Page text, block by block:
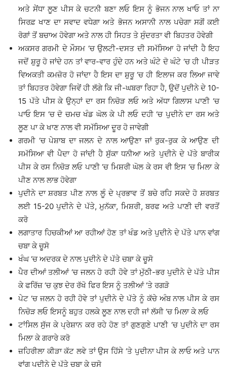
ਅਤੇ ਸੇਂਧਾ ਲੂਣ ਪੀਸ ਕੇ ਚਟਨੀ ਬਣਾ ਲਓ ਇਸ ਨੂੰ ਭੋਜਨ ਨਾਲ ਖਾਓ ਤਾਂ ਨਾ
ਸਿਰਫ਼ ਖਾਣ ਦਾ ਸਵਾਦ ਵਧੇਗਾ ਅਤੇ ਭੋਜਨ ਅਸਾਨੀ ਨਾਲ ਪਚੇਗਾ ਸਗੋਂ ਕਈ
ਰੋਗਾਂ ਤੋਂ ਬਚਾਅ ਹੋਵੇਗਾ ਅਤੇ ਨਾਲ ਹੀ ਸਿਹਤ ਤੇ ਸੁੰਦਰਤਾ ਵੀ ਬਿਹਤਰ ਹੋਵੇਗੀ
ਅਕਸਰ ਗਰਮੀ ਦੇ ਮੌਸਮ ‘ਚ ਉਲਟੀ-ਦਸਤ ਦੀ ਸਮੱਸਿਆ ਹੋ ਜਾਂਦੀ ਹੈ ਇਹ
ਜਦੋਂ ਸ਼ੁਰੂ ਹੋ ਜਾਂਦੇ ਹਨ ਤਾਂ ਵਾਰ-ਵਾਰ ਹੁੰਦੇ ਹਨ ਅਤੇ ਘੰਟੇ ਦੋ ਘੰਟੇ ‘ਚ ਹੀ ਪੀੜਤ
ਵਿਅਕਤੀ ਕਮਜ਼ੋਰ ਹੋ ਜਾਂਦਾ ਹੈ ਇਸ ਦਾ ਸ਼ੁਰੂ ‘ਚ ਹੀ ਇਲਾਜ ਕਰ ਲਿਆ ਜਾਵੇ
ਤਾਂ ਬਿਹਤਰ ਹੋਵੇਗਾ ਜਿਵੇਂ ਹੀ ਲੱਗੇ ਕਿ ਜੀ-ਘਬਰਾ ਰਿਹਾ ਹੈ, ਉਦੋਂ ਪੁਦੀਨੇ ਦੇ 10-
15 ਪੱਤੇ ਪੀਸ ਕੇ ਉਨ੍ਹਾਂ ਦਾ ਰਸ ਨਿਚੋੜ ਲਓ ਅਤੇ ਅੱਧਾ ਗਿਲਾਸ ਪਾਣੀ ‘ਚ
ਪਾਓ ਇਸ ‘ਚ ਦੋ ਚਮਚ ਖੰਡ ਘੋਲ ਕੇ ਪੀ ਲਓ ਦਹੀ ‘ਚ ਪੁਦੀਨੇ ਦਾ ਰਸ ਅਤੇ
ਲੂਣ ਪਾ ਕੇ ਖਾਣ ਨਾਲ ਵੀ ਸਮੱਸਿਆ ਦੂਰ ਹੋ ਜਾਵੇਗੀ
ਗਰਮੀ ‘ਚ ਪੇਸ਼ਾਬ ਦਾ ਜਲਨ ਦੇ ਨਾਲ ਆਉਣਾ ਜਾਂ ਰੁਕ-ਰੁਕ ਕੇ ਆਉਣ ਦੀ
ਸਮੱਸਿਆ ਵੀ ਪੈਦਾ ਹੋ ਜਾਂਦੀ ਹੈ ਸੁੱਕਾ ਧਨੀਆ ਅਤੇ ਪੁਦੀਨੇ ਦੇ ਪੱਤੇ ਬਾਰੀਕ
ਪੀਸ ਕੇ ਰਸ ਨਿਚੋੜ ਲਓ ਪਾਣੀ ‘ਚ ਮਿਸ਼ਰੀ ਘੋਲ ਕੇ ਰਸ ਵੀ ਇਸ ‘ਚ ਮਿਲਾ ਕੇ
ਪੀਣ ਨਾਲ ਲਾਭ ਹੋਵੇਗਾ
ਪੁਦੀਨੇ ਦਾ ਸ਼ਰਬਤ ਪੀਣ ਨਾਲ ਲੂੰ ਦੇ ਪ੍ਰਭਾਵ ਤੋਂ ਬਚੇ ਰਹਿ ਸਕਦੇ ਹੋ ਸ਼ਰਬਤ
ਲਈ 15-20 ਪੁਦੀਨੇ ਦੇ ਪੱਤੇ, ਮੁਨੱਕਾ, ਮਿਸ਼ਰੀ, ਬਰਫ ਅਤੇ ਪਾਣੀ ਦੀ ਵਰਤੋਂ
ਕਰੋ
ਲਗਾਤਾਰ ਹਿਚਕੀਆਂ ਆ ਰਹੀਆਂ ਹੋਣ ਤਾਂ ਖੰਡ ਅਤੇ ਪੁਦੀਨੇ ਦੇ ਪੱਤੇ ਪਾਨ ਵਾਂਗ
ਚਬਾ ਕੇ ਚੂਸੋ
ਖੰਘ ‘ਚ ਅਦਰਕ ਦੇ ਨਾਲ ਪੁਦੀਨੇ ਦੇ ਪੱਤੇ ਚਬਾ ਕੇ ਚੂਸੋ
ਪੈਰ ਦੀਆਂ ਤਲੀਆਂ ‘ਚ ਜਲਨ ਹੋ ਰਹੀ ਹੋਵੇ ਤਾਂ ਮੁੱਠੀ-ਭਰ ਪੁਦੀਨੇ ਦੇ ਪੱਤੇ ਪੀਸ
ਕੇ ਫਰਿੱਜ਼ ‘ਚ ਕੁਝ ਦੇਰ ਰੱਖੋ ਫਿਰ ਇਸ ਨੂੰ ਤਲੀਆਂ ‘ਤੇ ਰਗੜੋ
ਪੇਟ ‘ਚ ਜਲਨ ਹੋ ਰਹੀ ਹੋਵੇ ਤਾਂ ਪੁਦੀਨੇ ਦੇ ਪੱਤੇ ਨੂੰ ਕੱਚੇ ਅੰਬ ਨਾਲ ਪੀਸ ਕੇ ਰਸ
ਨਿਚੋੜ ਲਓ ਇਸਨੂੰ ਬਹੁਤ ਹਲਕੇ ਲੂਣ ਨਾਲ ਦਹੀ ਜਾਂ ਲੱਸੀ ‘ਚ ਮਿਲਾ ਕੇ ਲਓ
ਟਾਂਸਿਲ ਸੁੱਜ ਕੇ ਪ੍ਰੇਸ਼ਾਨ ਕਰ ਰਹੇ ਹੋਣ ਤਾਂ ਗੁਣਗੁਣੇ ਪਾਣੀ ‘ਚ ਪੁਦੀਨੇ ਦਾ ਰਸ
ਮਿਲਾ ਕੇ ਗਰਾਰੇ ਕਰੋ
ਜ਼ਹਿਰੀਲਾ ਕੀੜਾ ਕੱਟ ਲਵੇ ਤਾਂ ਉਸ ਹਿੱਸੇ ‘ਤੇ ਪੁਦੀਨਾ ਪੀਸ ਕੇ ਲਾਓ ਅਤੇ ਪਾਨ
ਵਾਂਗ ਪੁਦੀਨੇ ਦੇ ਪੱਤੇ ਚਬਾ ਕੇ ਚੂਸੋ